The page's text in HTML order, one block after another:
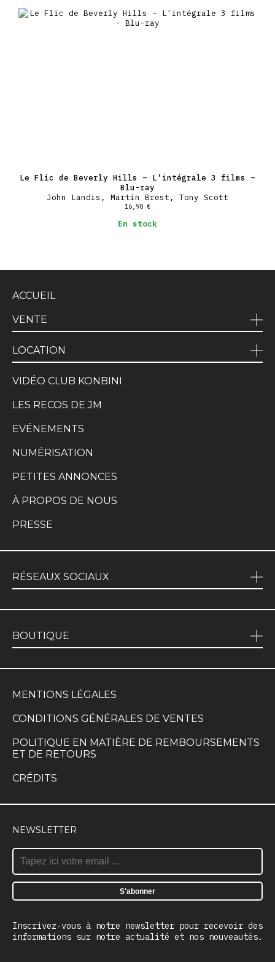
Le Flic de Beverly Hills – L’intégrale 3 films –
Blu-ray
John Landis, Martin Brest, Tony Scott
16,90 €
En stock
ACCUEIL
VENTE
LOCATION
VIDÉO CLUB KONBINI
LES RECOS DE JM
EVÉNEMENTS
NUMÉRISATION
PETITES ANNONCES
À PROPOS DE NOUS
PRESSE
RÉSEAUX SOCIAUX
BOUTIQUE
MENTIONS LÉGALES
CONDITIONS GÉNÉRALES DE VENTES
POLITIQUE EN MATIÈRE DE REMBOURSEMENTS
ET DE RETOURS
CRÉDITS
NEWSLETTER
Inscrivez-vous à notre newsletter pour recevoir des
informations sur notre actualité et nos nouveautés.